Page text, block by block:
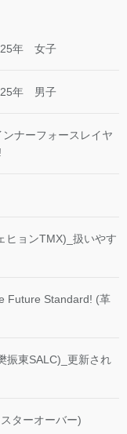
年 女子
年 男子
ナーフォースレイヤ
ヒョンTMX)_扱いやす
Future Standard! (革
振東SALC)_更新され
ターオーバー)